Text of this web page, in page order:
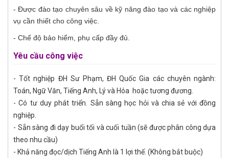
- Được đào tạo chuyên sâu về kỹ năng đào tạo và các nghiệp
vụ cần thiết cho công việc.
- Chế độ bảo hiểm, phụ cấp đầy đủ.
Yêu cầu công việc
- Tốt nghiệp ĐH Sư Phạm, ĐH Quốc Gia các chuyên ngành:
Toán, Ngữ Văn, Tiếng Anh, Lý và Hóa hoặc tương đương.
- Có tư duy phát triển. Sẵn sàng học hỏi và chia sẻ với đồng
nghiệp.
- Sẵn sàng đi dạy buổi tối và cuối tuần (sẽ được phân công dựa
theo nhu cầu)
- Khả năng đọc/dịch Tiếng Anh là 1 lợi thế. (Không bắt buộc)